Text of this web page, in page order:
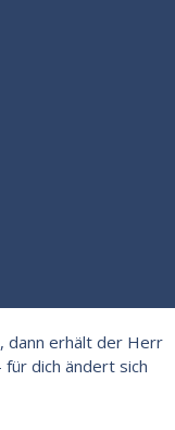
dann erhält der Herr
dich ändert sich